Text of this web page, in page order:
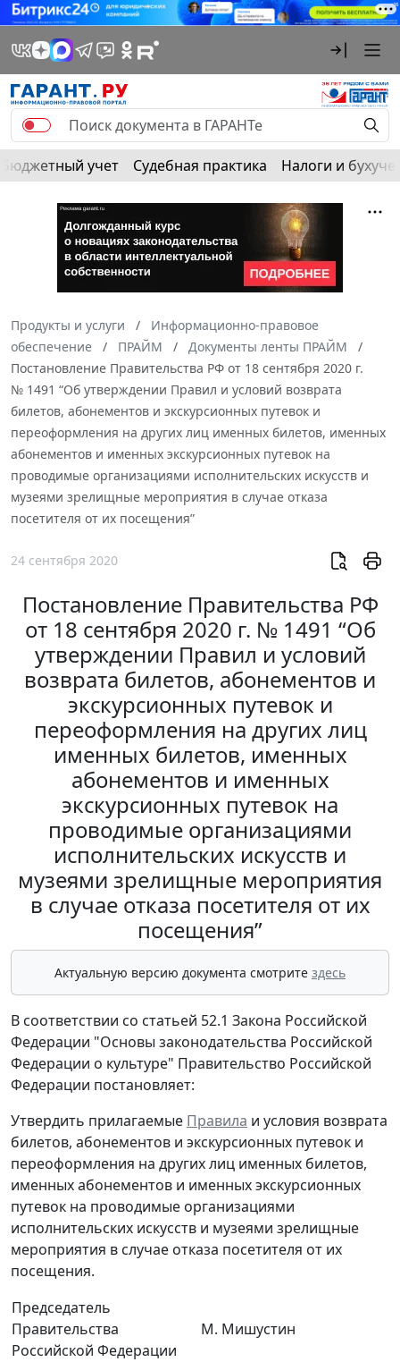
Бюджетный учет Судебная практика Налоги и
Продукты и услуги
Информационно-правовое
обеспечение
ПРАЙМ
Документы ленты ПРАЙМ
Постановление Правительства РФ от 18 сентября 2020 г.
№ 1491 “Об утверждении Правил и условий возврата
билетов, абонементов и экскурсионных путевок и
переоформления на других лиц именных билетов, именных
абонементов и именных экскурсионных путевок на
проводимые организациями исполнительских искусств и
музеями зрелищные мероприятия в случае отказа
посетителя от их посещения”
24 сентября 2020
Постановление Правительства РФ
от 18 сентября 2020 г. № 1491 “Об
утверждении Правил и условий
возврата билетов, абонементов и
экскурсионных путевок и
переоформления на других лиц
именных билетов, именных
абонементов и именных
экскурсионных путевок на
проводимые организациями
исполнительских искусств и
музеями зрелищные мероприятия
в случае отказа посетителя от их
посещения”
Актуальную версию документа смотрите здесь
В соответствии со статьей 52.1 Закона Российской
Федерации "Основы законодательства Российской
Федерации о культуре" Правительство Российской
Федерации постановляет:
Утвердить прилагаемые Правила и условия возврата
билетов, абонементов и экскурсионных путевок и
переоформления на других лиц именных билетов,
именных абонементов и именных экскурсионных
путевок на проводимые организациями
исполнительских искусств и музеями зрелищные
мероприятия в случае отказа посетителя от их
посещения.
Председатель
Правительства
Российской Федерации
М. Мишустин